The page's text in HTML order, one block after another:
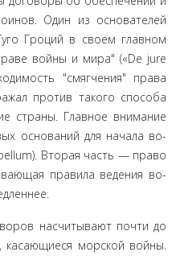
Один из основателей
Гроций в своем главном
войны и мира" («De jure
"смягчения" права
против такого способа
страны. Главное внимание
оснований для начала во­
Вторая часть — право
правила ведения во­
насчитывают почти до
касающиеся морской во­йны.